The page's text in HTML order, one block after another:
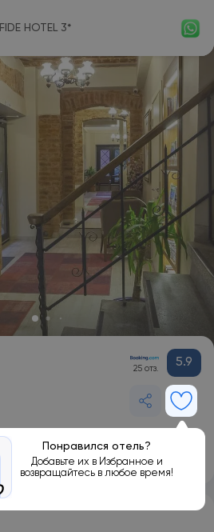
FIDE HOTEL 3*
25 отз. 5.9
Понравился отель?
Добавьте их в Избранное и
возвращайтесь в любое время!